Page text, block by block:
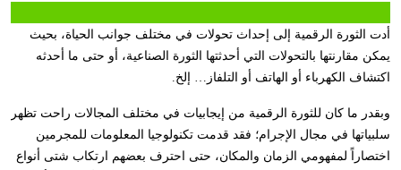
أدت الثورة الرقمية إلى إحداث تحولات في مختلف جوانب الحياة، بحيث
يمكن مقارنتها بالتحولات التي أحدثتها الثورة الصناعية، أو حتى ما أحدثه
اكتشاف الكهرباء أو الهاتف أو التلفاز… إلخ.
وبقدر ما كان للثورة الرقمية من إيجابيات في مختلف المجالات راحت تظهر
سلبياتها في مجال الإجرام؛ فقد قدمت تكنولوجيا المعلومات للمجرمين
اختصاراً لمفهومي الزمان والمكان، حتى احترف بعضهم ارتكاب شتى أنواع